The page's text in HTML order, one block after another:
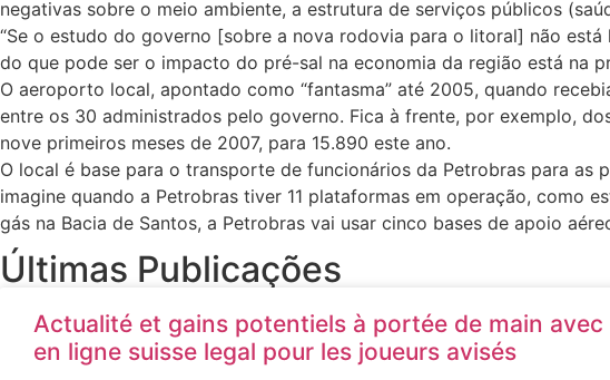
negativas sobre o meio ambiente, a estrutura de serviços públicos
“Se o estudo do governo [sobre a nova rodovia para o litoral] não
do que pode ser o impacto do pré-sal na economia da região está na
O aeroporto local, apontado como “fantasma” até 2005, quando
entre os 30 administrados pelo governo. Fica à frente, por exemplo,
nove primeiros meses de 2007, para 15.890 este ano.
O local é base para o transporte de funcionários da Petrobras para as
imagine quando a Petrobras tiver 11 plataformas em operação, como
gás na Bacia de Santos, a Petrobras vai usar cinco bases de apoio
Últimas Publicações
Actualité et gains potentiels à portée de main avec
en ligne suisse legal pour les joueurs avisés